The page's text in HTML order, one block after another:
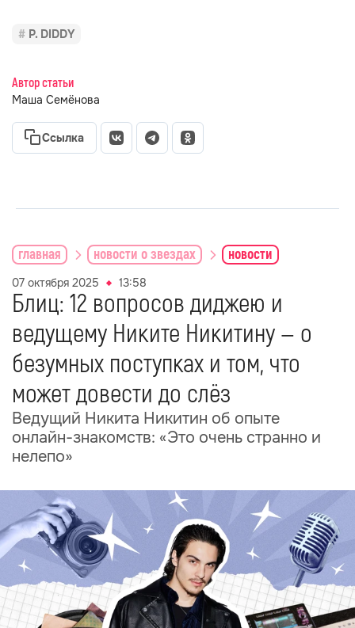
P. DIDDY
Автор статьи
Маша Семёнова
Ссылка
главная новости о звездах новости
07 октября 2025 13:58
Блиц: 12 вопросов диджею и
ведущему Никите Никитину — о
безумных поступках и том, что
может довести до слёз
Ведущий Никита Никитин об опыте
онлайн-знакомств: «Это очень странно и
нелепо»